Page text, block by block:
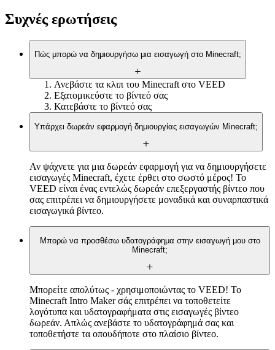
Συχνές ερωτήσεις
Πώς μπορώ να δημιουργήσω μια εισαγωγή στο Minecraft;
Ανεβάστε τα κλιπ του Minecraft στο VEED
Εξατομικεύστε το βίντεό σας
Κατεβάστε το βίντεό σας
Υπάρχει δωρεάν εφαρμογή δημιουργίας εισαγωγών Minecraft;
Αν ψάχνετε για μια δωρεάν εφαρμογή για να δημιουργήσετε
εισαγωγές Minecraft, έχετε έρθει στο σωστό μέρος! Το
VEED είναι ένας εντελώς δωρεάν επεξεργαστής βίντεο που
σας επιτρέπει να δημιουργήσετε μοναδικά και συναρπαστικά
εισαγωγικά βίντεο.
Μπορώ να προσθέσω υδατογράφημα στην εισαγωγή μου στο
Minecraft;
Μπορείτε απολύτως - χρησιμοποιώντας το VEED! Το
Minecraft Intro Maker σάς επιτρέπει να τοποθετείτε
λογότυπα και υδατογραφήματα στις εισαγωγές βίντεο
δωρεάν. Απλώς ανεβάστε το υδατογράφημά σας και
τοποθετήστε τα οπουδήποτε στο πλαίσιο βίντεο.